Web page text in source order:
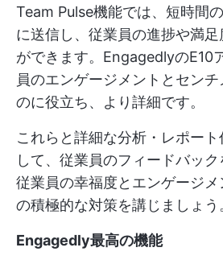
Team Pulse機能では、短時間
に送信し、従業員の進捗や満足
ができます。EngagedlyのE10
員のエンゲージメントとセン
のに役立ち、より詳細です。
これらと詳細な分析・レポー
して、従業員のフィードバック
従業員の幸福度とエンゲージ
の積極的な対策を講じましょう
Engagedly最高の機能